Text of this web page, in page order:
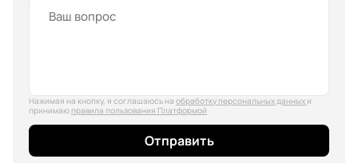
Нажимая на кнопку, я соглашаюсь на обработку персональных данных и
принимаю правила пользования Платформой
Отправить